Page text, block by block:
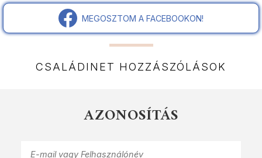
MEGOSZTOM A FACEBOOKON!
CSALÁDINET HOZZÁSZÓLÁSOK
AZONOSÍTÁS